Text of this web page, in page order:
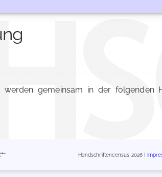
werden gemeinsam in der folgenden
Handschriftencensus 2026 |